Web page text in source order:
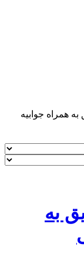
جوابیه